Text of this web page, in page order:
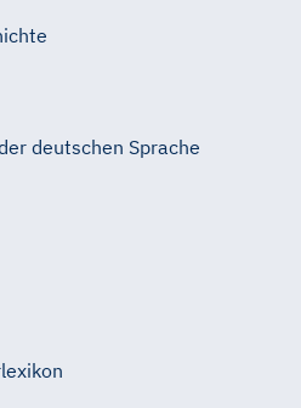
deutschen Sprache